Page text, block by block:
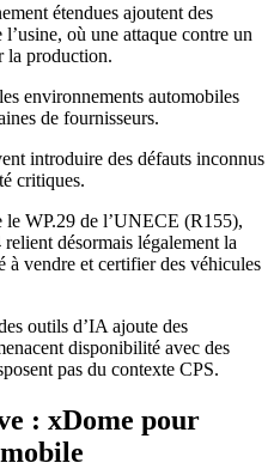
étendues ajoutent des
où une attaque contre un
la production.
environnements automobiles
de fournisseurs.
introduire des défauts inconnus
critiques.
le WP.29 de l’UNECE (R155),
désormais légalement la
à vendre et certifier des véhicules
outils d’IA ajoute des
disponibilité avec des
pas du contexte CPS.
: xDome pour